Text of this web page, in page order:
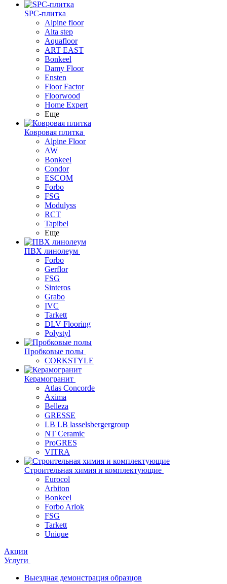
SPC-плитка
Alpine floor
Alta step
Aquafloor
ART EAST
Bonkeel
Damy Floor
Ensten
Floor Factor
Floorwood
Home Expert
Еще
Ковровая плитка
Alpine Floor
AW
Bonkeel
Condor
ESCOM
Forbo
FSG
Modulyss
RCT
Tapibel
Еще
ПВХ линолеум
Forbo
Gerflor
FSG
Sinteros
Grabo
IVC
Tarkett
DLV Flooring
Polystyl
Пробковые полы
CORKSTYLE
Керамогранит
Atlas Concorde
Axima
Belleza
GRESSE
LB LB lasselsbergergroup
NT Ceramic
ProGRES
VITRA
Строительная химия и комплектующие
Eurocol
Arbiton
Bonkeel
Forbo Arlok
FSG
Tarkett
Unique
Акции
Услуги
Выездная демонстрация образцов